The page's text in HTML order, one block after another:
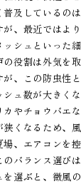
及しているの
、最近ではよ
シュといった
役割は外気を
、この防虫性
ュ数が大きく
やチョウバエ
くなるため、
、エアコンを
バランス選び
選ぶと、微風